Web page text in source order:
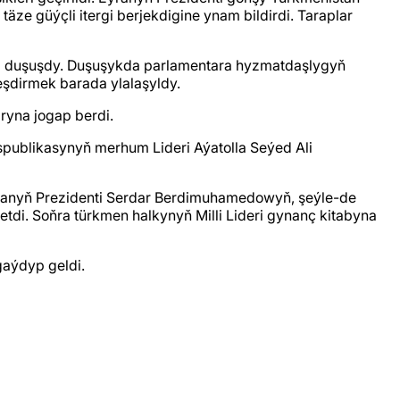
güýçli itergi berjekdigine ynam bildirdi. Taraplar
Duşuşykda parlamentara hyzmatdaşlygyň
barada ylalaşyldy.
jogap berdi.
merhum Lideri Aýatolla Seýed Ali
Prezidenti Serdar Berdimuhamedowyň, şeýle-de
Soňra türkmen halkynyň Milli Lideri gynanç kitabyna
geldi.